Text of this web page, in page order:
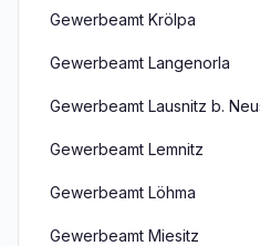
Gewerbeamt Krölpa
Gewerbeamt Langenorla
Gewerbeamt Lausnitz b.
Gewerbeamt Lemnitz
Gewerbeamt Löhma
Gewerbeamt Miesitz